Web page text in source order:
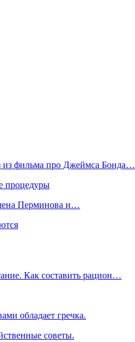
из фильма про Джеймса Бонда…
процедуры
Перминова и…
Как составить рацион…
обладает гречка.
советы.